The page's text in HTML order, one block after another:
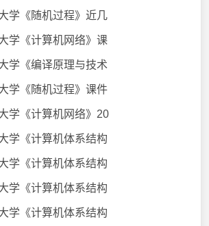
学《随机过程》近几
学《计算机网络》课
学《编译原理与技术
学《随机过程》课件
学《计算机网络》20
学《计算机体系结构
学《计算机体系结构
学《计算机体系结构
学《计算机体系结构